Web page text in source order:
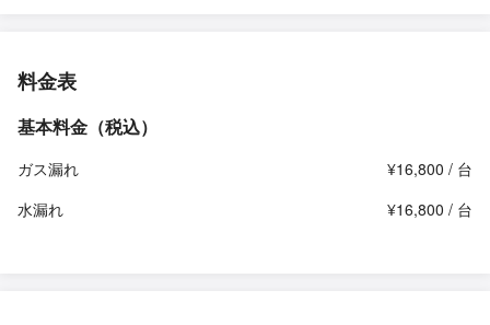
料金表
基本料金（税込）
ガス漏れ
¥16,800 / 台
水漏れ
¥16,800 / 台